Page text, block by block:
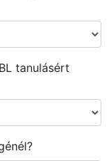
tanulásért